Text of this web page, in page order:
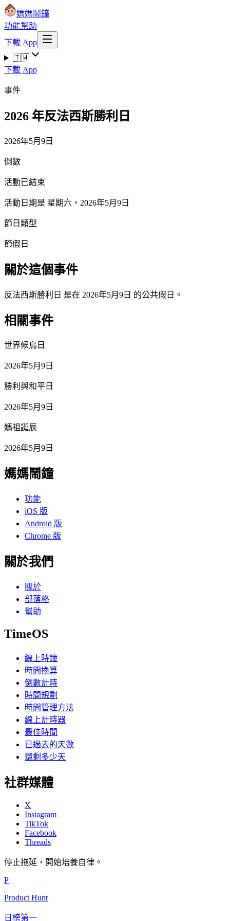
媽媽鬧鐘
功能幫助
下載 App
🇹🇼
下載 App
事件
2026 年反法西斯勝利日
2026年5月9日
倒數
活動已結束
活動日期是 星期六，2026年5月9日
節日類型
節假日
關於這個事件
反法西斯勝利日 是在 2026年5月9日 的公共假日。
相關事件
世界候鳥日
2026年5月9日
勝利與和平日
2026年5月9日
媽祖誕辰
2026年5月9日
媽媽鬧鐘
功能
iOS 版
Android 版
Chrome 版
關於我們
關於
部落格
幫助
TimeOS
線上時鐘
時間換算
倒數計時
時間規劃
時間管理方法
線上計時器
最佳時間
已過去的天數
還剩多少天
社群媒體
X
Instagram
TikTok
Facebook
Threads
停止拖延，開始培養自律。
P
Product Hunt
日榜第一